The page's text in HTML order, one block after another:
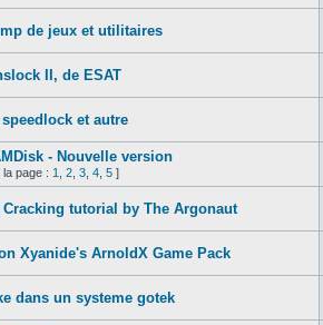
de jeux et utilitaires
II, de ESAT
et autre
- Nouvelle version
page : 1 2 3 4 5 ]
Cracking tutorial by The Argonaut
Xyanide's ArnoldX Game Pack
dans un systeme gotek